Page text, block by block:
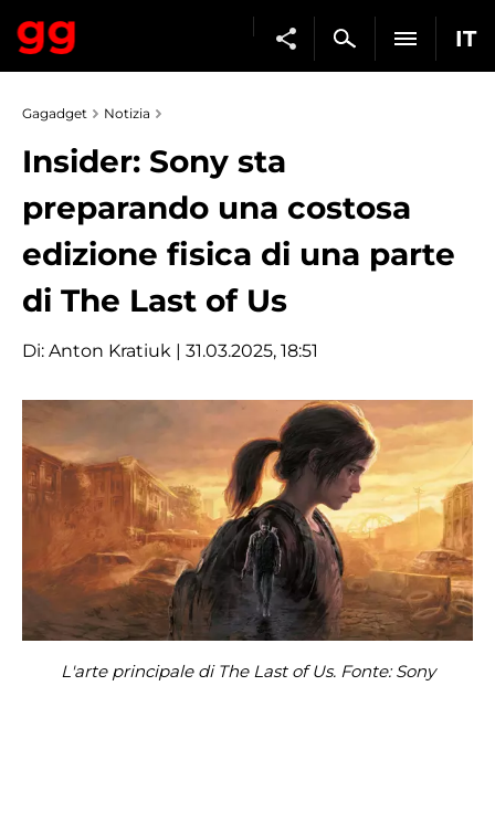
IT
Gagadget Notizia
Insider: Sony sta
preparando una costosa
edizione fisica di una parte
di The Last of Us
Di: Anton Kratiuk | 31.03.2025, 18:51
L'arte principale di The Last of Us. Fonte: Sony